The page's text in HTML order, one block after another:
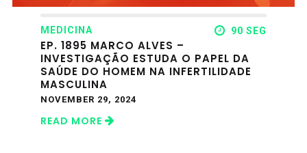
MEDICINA 90 SEG
EP. 1895 MARCO ALVES –
INVESTIGAÇÃO ESTUDA O PAPEL DA
SAÚDE DO HOMEM NA INFERTILIDADE
MASCULINA
NOVEMBER 29, 2024
READ MORE